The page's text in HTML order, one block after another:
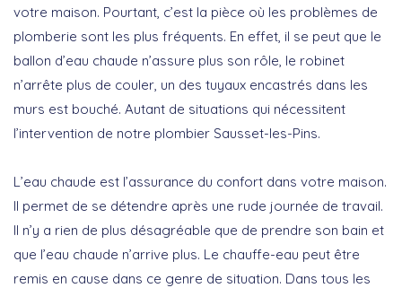
votre maison. Pourtant, c’est la pièce où les problèmes de
plomberie sont les plus fréquents. En effet, il se peut que le
ballon d’eau chaude n’assure plus son rôle, le robinet
n’arrête plus de couler, un des tuyaux encastrés dans les
murs est bouché. Autant de situations qui nécessitent
l’intervention de notre plombier Sausset-les-Pins.
L’eau chaude est l’assurance du confort dans votre maison.
Il permet de se détendre après une rude journée de travail.
Il n’y a rien de plus désagréable que de prendre son bain et
que l’eau chaude n’arrive plus. Le chauffe-eau peut être
remis en cause dans ce genre de situation. Dans tous les